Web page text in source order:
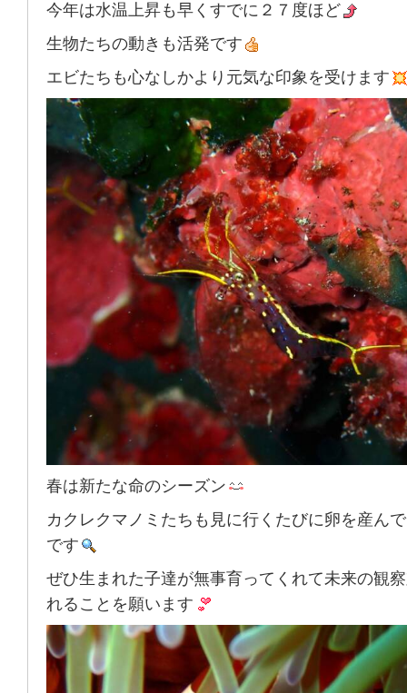
今年は水温上昇も早くすでに２７度ほど
生物たちの動きも活発です
エビたちも心なしかより元気な印象を受けます
春は新たな命のシーズン
カクレクマノミたちも見に行くたびに卵を産ん
です
ぜひ生まれた子達が無事育ってくれて未来の観
れることを願います